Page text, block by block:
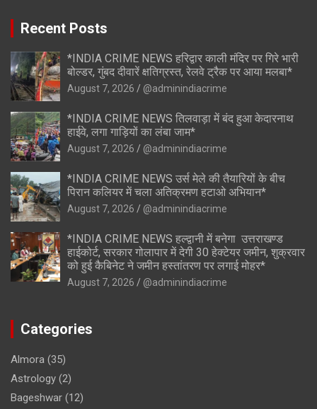
Recent Posts
*INDIA CRIME NEWS हरिद्वार काली मंदिर पर गिरे भारी
बोल्डर, गुंबद दीवारें क्षतिग्रस्त, रेलवे ट्रैक पर आया मलबा*
August 7, 2026 @adminindiacrime
*INDIA CRIME NEWS तिलवाड़ा में बंद हुआ केदारनाथ
हाईवे, लगा गाड़ियों का लंबा जाम*
August 7, 2026 @adminindiacrime
*INDIA CRIME NEWS उर्स मेले की तैयारियों के बीच
पिरान कलियर में चला अतिक्रमण हटाओ अभियान*
August 7, 2026 @adminindiacrime
*INDIA CRIME NEWS हल्द्वानी में बनेगा उत्तराखण्ड
हाईकोर्ट, सरकार गोलापार में देगी 30 हेक्टेयर जमीन, शुक्रवार
को हुई कैबिनेट ने जमीन हस्तांतरण पर लगाई मोहर*
August 7, 2026 @adminindiacrime
Categories
Almora (35)
Astrology (2)
Bageshwar (12)